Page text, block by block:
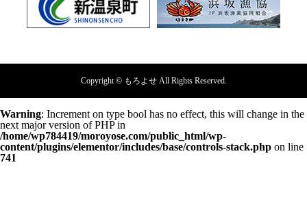
Copyright © もろよせ All Rights Reserved.
Warning: Increment on type bool has no effect, this will change in the
next major version of PHP in
/home/wp784419/moroyose.com/public_html/wp-
content/plugins/elementor/includes/base/controls-stack.php on line
741